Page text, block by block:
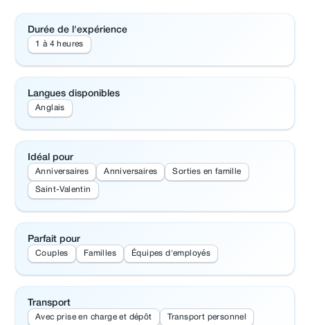
Durée de l'expérience
1 à 4 heures
Langues disponibles
Anglais
Idéal pour
Anniversaires Anniversaires Sorties en famille
Saint-Valentin
Parfait pour
Couples Familles Équipes d'employés
Transport
Avec prise en charge et dépôt Transport personnel